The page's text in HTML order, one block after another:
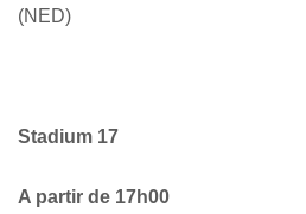
(NED)
Stadium 17
A partir de 17h00